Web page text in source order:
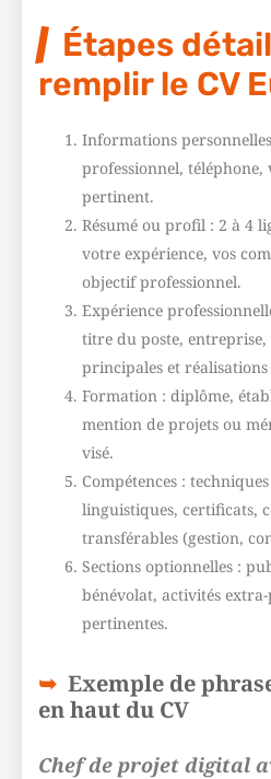
Étapes
remplir le CV
Informations
professionnel,
pertinent.
Résumé ou profil : 2 à 4
votre expérience, vos
objectif professionnel.
Expérience
titre du poste, entreprise,
principales et
Formation : diplôme,
mention de projets ou
visé.
Compétences :
linguistiques, certificats,
transférables (gestion,
Sections optionnelles :
bénévolat, activités
pertinentes.
Exemple de
en haut du CV
Chef de projet digital